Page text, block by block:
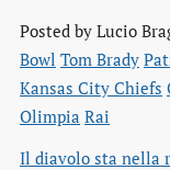
Posted by Lucio
Bowl Tom Brady
Kansas City Chiefs
Olimpia Rai
Il diavolo sta nella